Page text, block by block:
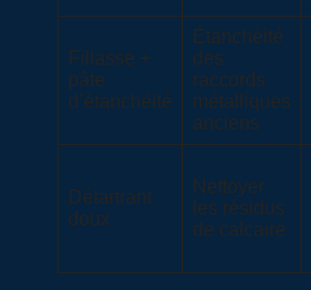
Fillasse +
pâte
d’étanchéité
Étanchéité
des
raccords
métalliques
anciens
Détartrant
doux
Nettoyer
les résidus
de calcaire